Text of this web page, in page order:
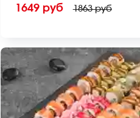
темпура (8 шт.) *Внешний
1649 руб 1863 руб